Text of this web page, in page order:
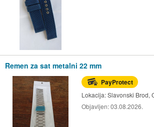
Remen za sat metalni 22 mm
PayProtect
Lokacija:Slavonski Brod,
Objavljen:03.08.2026.